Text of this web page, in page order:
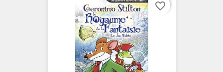
favorite_border